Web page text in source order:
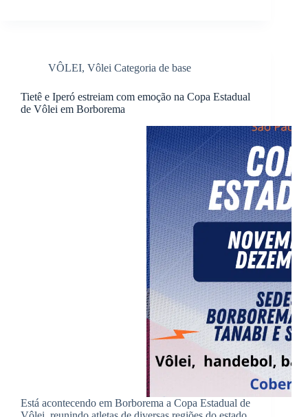
VÔLEI, Vôlei Categoria de base
Tietê e Iperó estreiam com emoção na Copa Estadual
de Vôlei em Borborema
Está acontecendo em Borborema a Copa Estadual de